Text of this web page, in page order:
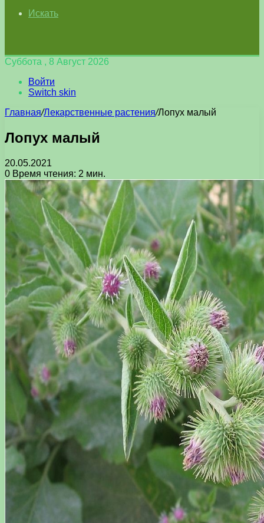
Искать
Суббота , 8 Август 2026
Войти
Switch skin
Главная/Лекарственные растения/Лопух малый
Лопух малый
20.05.2021
0 Время чтения: 2 мин.